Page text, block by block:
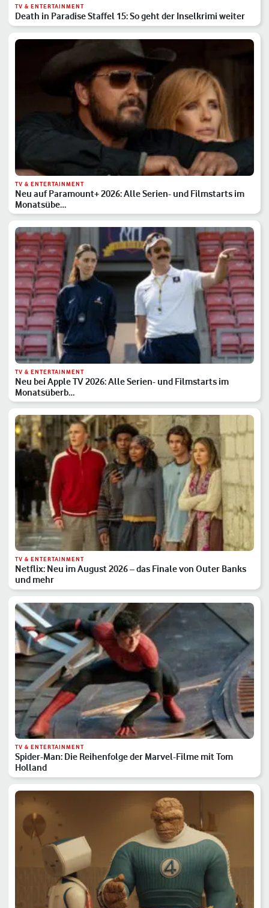
TV & ENTERTAINMENT
Death in Paradise Staffel 15: So geht der Inselkrimi weiter
TV & ENTERTAINMENT
Neu auf Paramount+ 2026: Alle Serien- und Filmstarts im
Monatsübe…
TV & ENTERTAINMENT
Neu bei Apple TV 2026: Alle Serien- und Filmstarts im
Monatsüberb…
TV & ENTERTAINMENT
Netflix: Neu im August 2026 – das Finale von Outer Banks
und mehr
TV & ENTERTAINMENT
Spider-Man: Die Reihenfolge der Marvel-Filme mit Tom
Holland